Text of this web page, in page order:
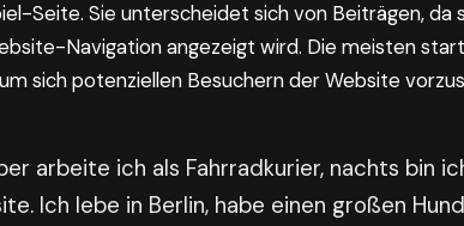
Seite. Sie unterscheidet sich von Beiträgen,
Navigation angezeigt wird. Die meisten
sich potenziellen Besuchern der Website
arbeite ich als Fahrradkurier, nachts bin
Ich lebe in Berlin, habe einen großen